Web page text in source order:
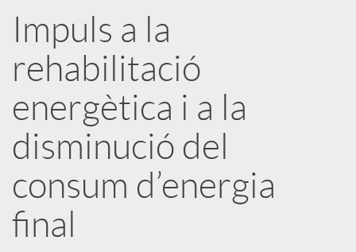
a
r
t
i
r
Impuls a la
rehabilitació
energètica i a la
disminució del
consum d’energia
final